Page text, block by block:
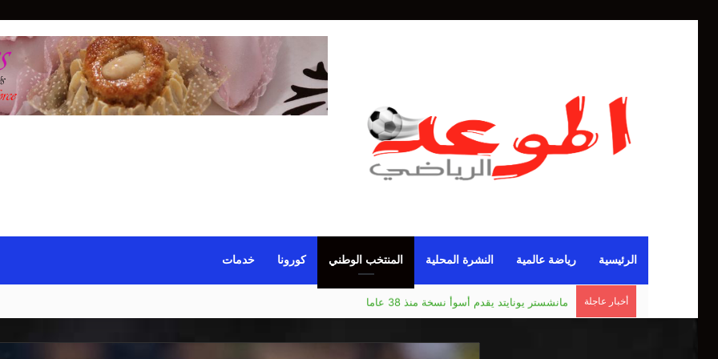
الرئيسية رياضة عالمية النشرة المحلية المنتخب الوطني كورونا خدمات
أخبار عاجلة مانشستر يونايتد يقدم أسوأ نسخة منذ 38 عاما